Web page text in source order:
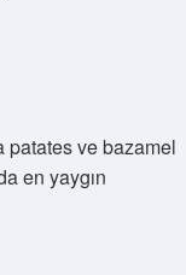
patates ve bazamel
en yaygın